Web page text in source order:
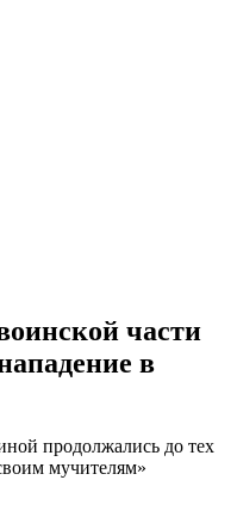
части
в
продолжались до тех
мучителям»